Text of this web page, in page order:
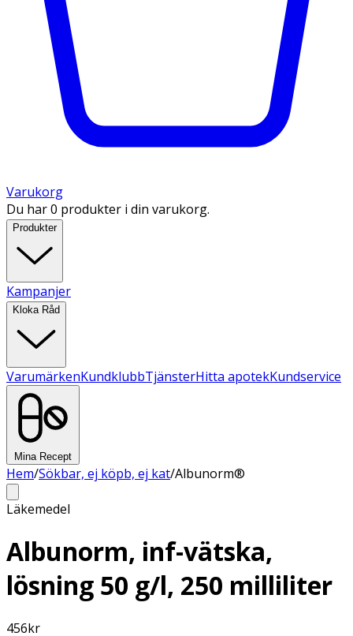
Varukorg
Du har 0 produkter i din varukorg.
Produkter
Kampanjer
Kloka Råd
VarumärkenKundklubbTjänsterHitta apotekKundservice
Mina Recept
Hem/Sökbar, ej köpb, ej kat/Albunorm®
Läkemedel
Albunorm, inf-vätska,
lösning 50 g/l, 250 milliliter
456kr